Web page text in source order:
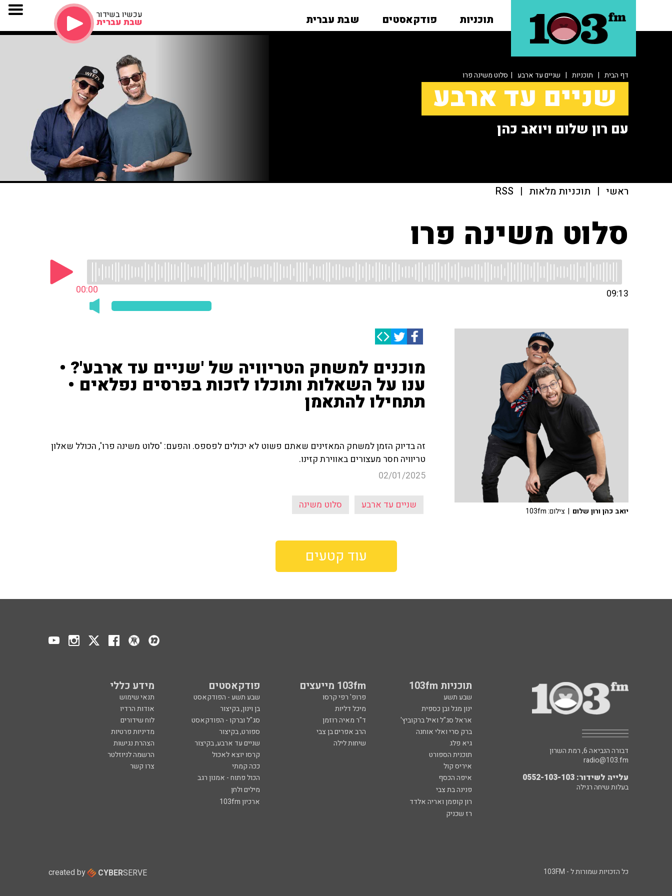
תוכניות פודקאסטים שבת עברית עכשיו בשידור
שבת עברית
דף הבית | תוכניות | שניים עד ארבע | סלוט משינה פרו
שניים עד ארבע
עם רון שלום ויואב כהן
ראשי | תוכניות מלאות |
RSS
סלוט משינה פרו
00:00 09:13
מוכנים למשחק הטריוויה של 'שניים עד ארבע'? •
ענו על השאלות ותוכלו לזכות בפרסים נפלאים •
תתחילו להתאמן
זה בדיוק הזמן למשחק המאזינים שאתם פשוט לא יכולים לפספס. והפעם: 'סלוט משינה פרו', הכולל שאלון
טריוויה חסר מעצורים באווירת קזינו.
02/01/2025
שניים עד ארבע סלוט משינה
יואב כהן ורון שלום | צילום: 103fm
עוד קטעים
תוכניות 103fm 103fm מייעצים פודקאסטים מידע כללי
שבע תשע פרופ' רפי קרסו שבע תשע - הפודקאסט
תנאי שימוש
ינון מגל ובן כספית
מיכל דליות בן וינון, בקיצור
אודות הרדיו
אראל סג"ל ואיל ברקוביץ'
ד"ר מאיה רוזמן סג"ל וברקו - הפודקאסט
לוח שידורים
ברק סרי ואלי אוחנה
הרב אפרים בן צבי ספורט, בקיצור
מדיניות פרטיות
גיא פלג
שיחות לילה שניים עד ארבע, בקיצור
הצהרת נגישות
תוכנית הספורט
קרסו יוצא לאכול
הרשמה לניוזלטר
איריס קול
ככה קמתי
צרו קשר
איפה הכסף
הכול פתוח - אמנון רגב
פנינה בת צבי
מילים ולחן
רון קופמן ואריה אלדד
ארכיון 103fm
רז שכניק
דבורה הנביאה 6, רמת השרון
radio@103.fm
עלייה לשידור: 0552-103-103
בעלות שיחה רגילה
כל הזכויות שמורות ל - 103FM created by CYBERSERVE